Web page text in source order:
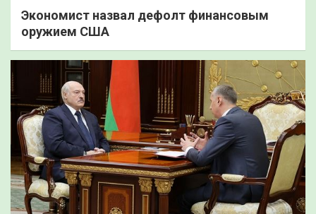
Экономист назвал дефолт финансовым
оружием США